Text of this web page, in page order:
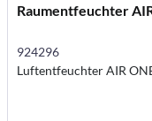
Raumentfeuchter
924296
Luftentfeuchter AIR